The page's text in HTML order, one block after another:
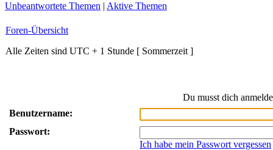
Unbeantwortete Themen | Aktive Themen
Foren-Übersicht
Alle Zeiten sind UTC + 1 Stunde [ Sommerzeit ]
Du musst dich
Benutzername:
Passwort:
Ich habe mein Passwort vergessen